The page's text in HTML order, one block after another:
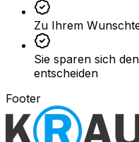
Zu Ihrem
Sie sparen sich
entscheiden
Footer